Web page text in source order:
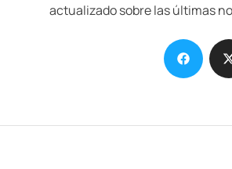
actualizado sobre las últimas